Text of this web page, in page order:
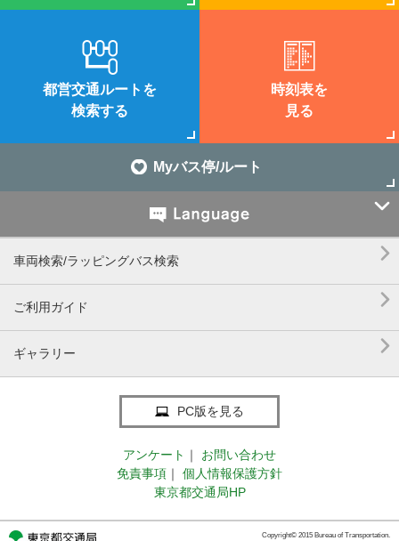
都営交通ルートを
検索する
時刻表を
見る
Myバス停/ルート

車両検索/ラッピングバス検索 
ご利用ガイド 
ギャラリー 
PC版を見る
アンケート ｜
お問い合わせ
免責事項 ｜
個人情報保護方針
東京都交通局HP
Copyright© 2015 Bureau of Transportation.